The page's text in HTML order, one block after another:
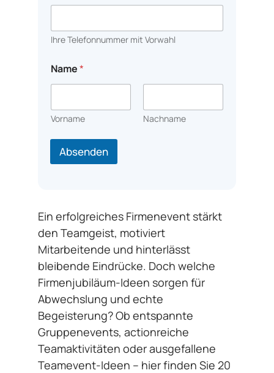
Ihre Telefonnummer mit Vorwahl
Name*
Vorname Nachname
Absenden
Ein erfolgreiches Firmenevent stärkt
den Teamgeist, motiviert
Mitarbeitende und hinterlässt
bleibende Eindrücke. Doch welche
Firmenjubiläum-Ideen sorgen für
Abwechslung und echte
Begeisterung? Ob entspannte
Gruppenevents, actionreiche
Teamaktivitäten oder ausgefallene
Teamevent-Ideen – hier finden Sie 20